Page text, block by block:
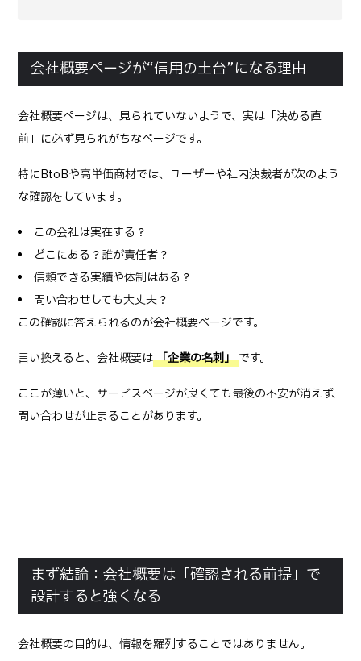
会社概要ページが“信用の土台”になる理由
会社概要ページは、見られていないようで、実は「決める直
前」に必ず見られがちなページです。
特にBtoBや高単価商材では、ユーザーや社内決裁者が次のよう
な確認をしています。
この会社は実在する？
どこにある？誰が責任者？
信頼できる実績や体制はある？
問い合わせしても大丈夫？
この確認に答えられるのが会社概要ページです。
言い換えると、会社概要は「企業の名刺」 です。
ここが薄いと、サービスページが良くても最後の不安が消えず、
問い合わせが止まることがあります。
まず結論：会社概要は「確認される前提」で
設計すると強くなる
会社概要の目的は、情報を羅列することではありません。